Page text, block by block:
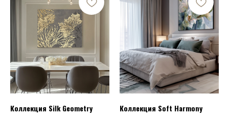
Коллекция Silk Geometry
Коллекция Soft Harmony
КОНТАКТЫ
+7 915 075 94 08
ПОЗВОНИТЬ НАМ:
INFO@ART-INTERIOR-MSK.RU
НАПИСАТЬ НАМ: